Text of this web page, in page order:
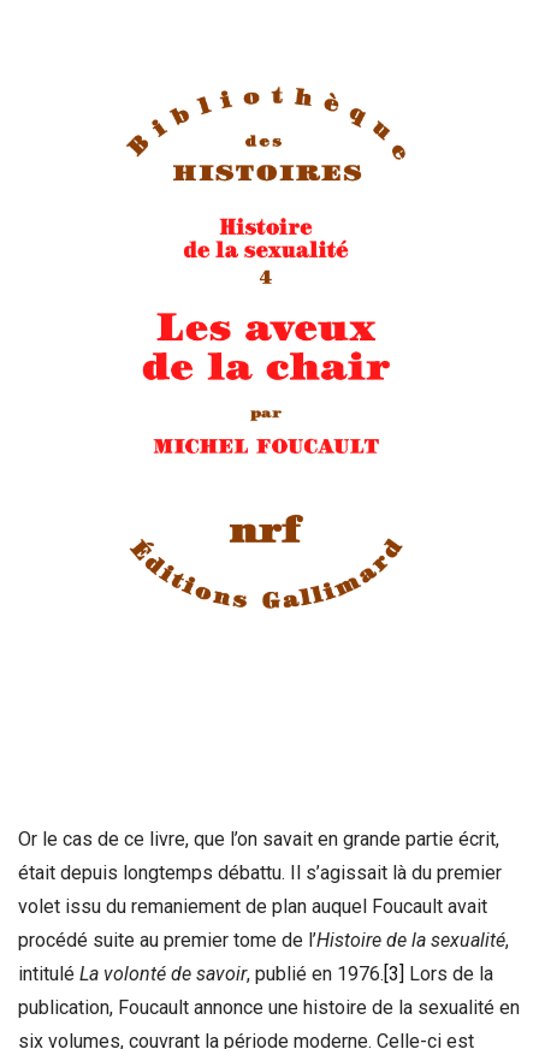
Or le cas de ce livre, que l’on savait en grande partie écrit,
était depuis longtemps débattu. Il s’agissait là du premier
volet issu du remaniement de plan auquel Foucault avait
procédé suite au premier tome de l’Histoire de la sexualité,
intitulé La volonté de savoir, publié en 1976. [3]
Lors de la
publication, Foucault annonce une histoire de la sexualité en
six volumes, couvrant la période moderne. Celle-ci est